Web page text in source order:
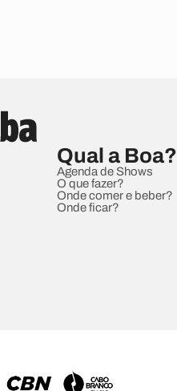
Qual a Boa?
Agenda de Shows
O que fazer?
Onde comer e beber?
Onde ficar?